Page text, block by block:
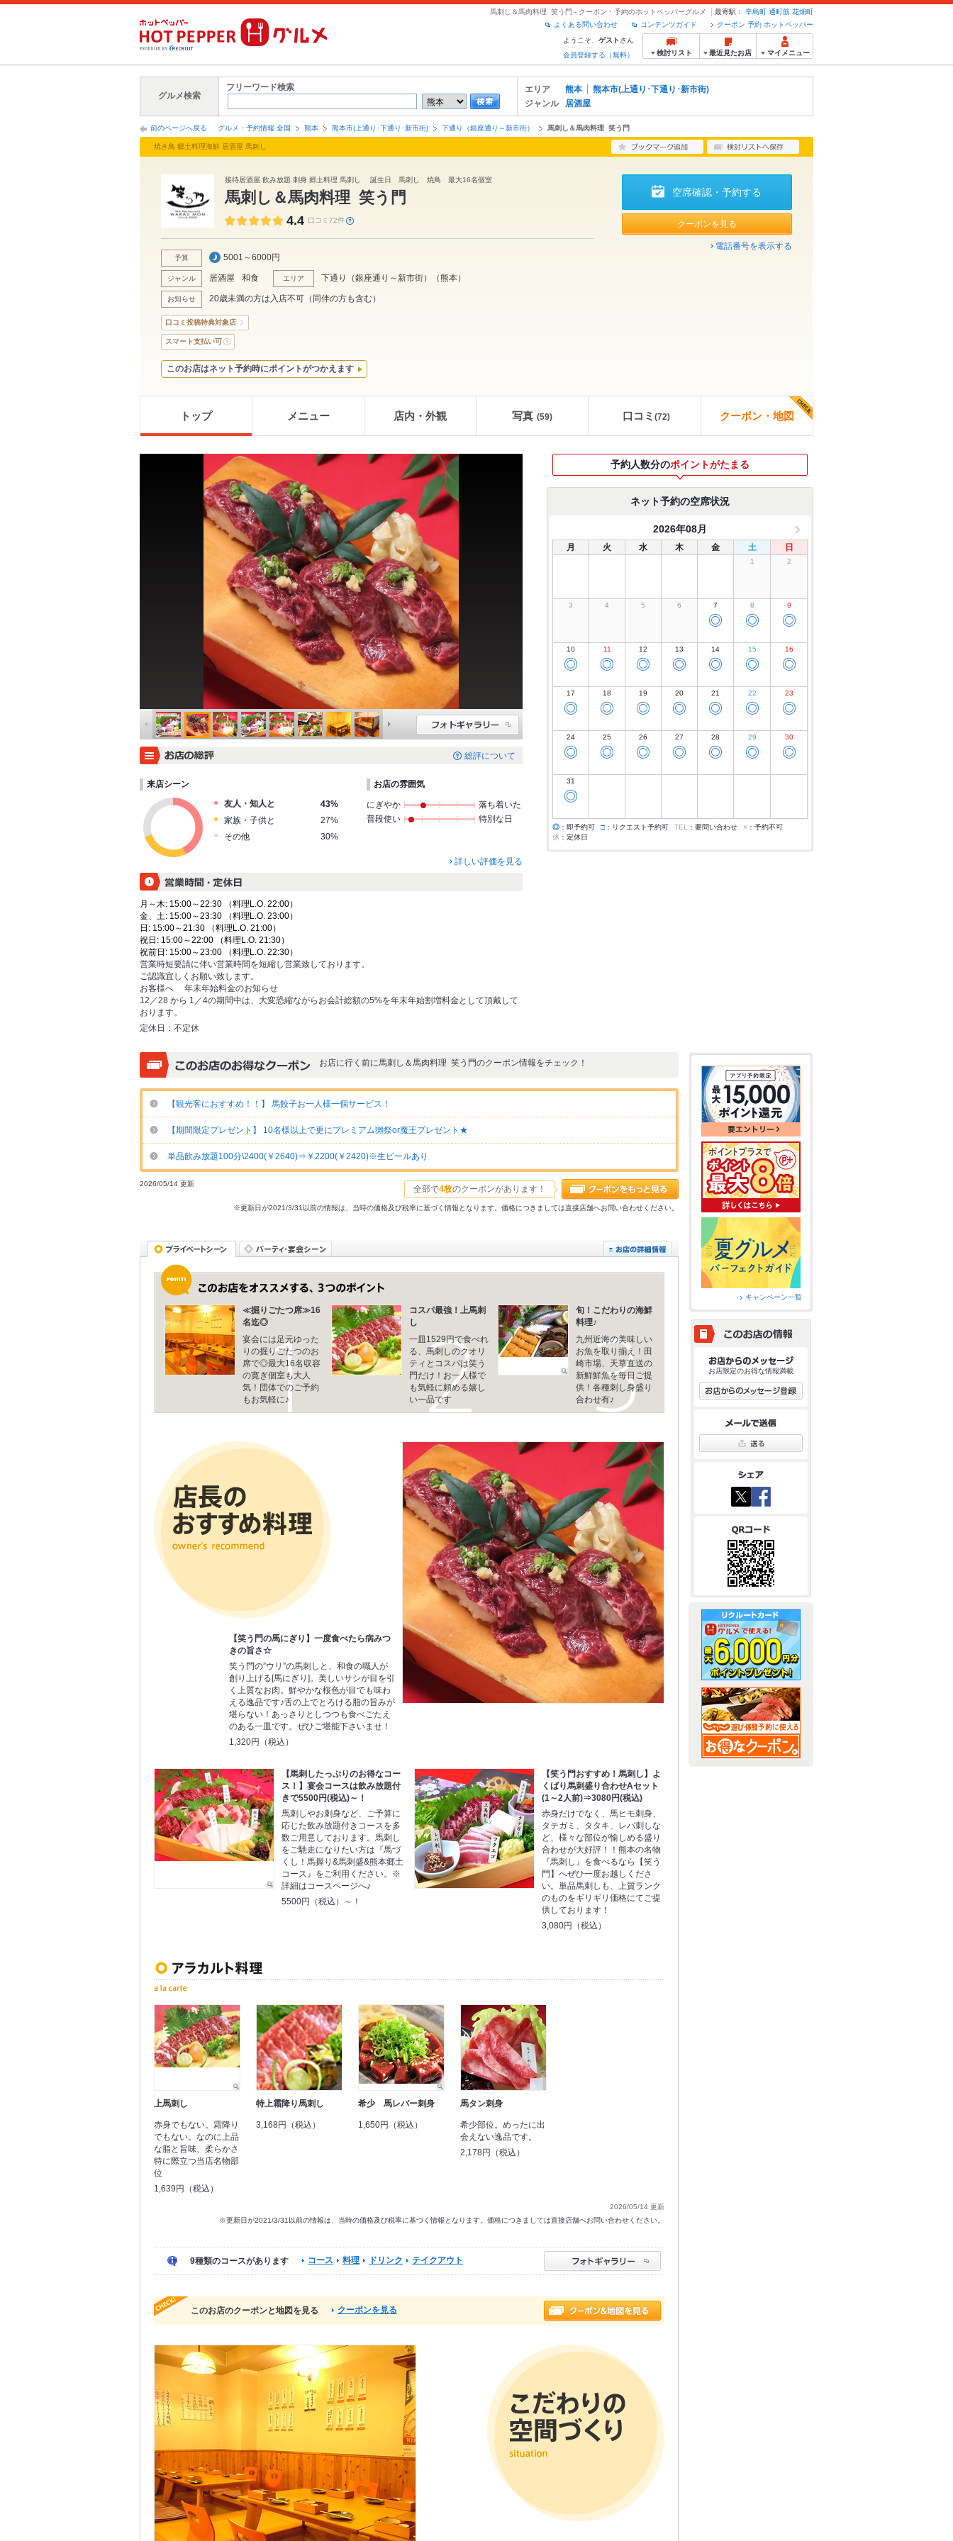
馬刺し＆馬肉料理 笑う門 - クーポン・予約のホットペッパーグルメ 最寄駅： 辛島町 通町筋 花畑町
クーポン 予約 ホットペッパー
コンテンツガイド
よくある問い合わせ
ようこそ、 ゲスト さん
会員登録する（無料）
検討リスト 最近見たお店 マイメニュー
グルメ検索
フリーワード検索 エリア 熊本
熊本市(上通り･下通り･新市街)
ジャンル
居酒屋
前のページへ戻る グルメ・予約情報 全国 熊本 熊本市(上通り･下通り･新市街) 下通り（銀座通り～新市街） 馬刺し＆馬肉料理 笑う門
焼き鳥 郷土料理海鮮 居酒屋 馬刺し
接待居酒屋 飲み放題 刺身 郷土料理 馬刺し 誕生日 馬刺し 焼鳥 最大16名個室
馬刺し＆馬肉料理 笑う門
4.4 口コミ72件
予算 5001～6000円
ジャンル 居酒屋 和食 エリア 下通り（銀座通り～新市街） （熊本）
お知らせ 20歳未満の方は入店不可（同伴の方も含む）
空席確認・予約する
クーポンを見る
電話番号を表示する
口コミ投稿特典対象店
スマート支払い可
このお店はネット予約時にポイントがつかえます
トップ メニュー 店内・外観 写真 (59) 口コミ (72) クーポン・地図
総評について
来店シーン
友人・知人と
43%
家族・子供と
27%
その他
30%
お店の雰囲気
にぎやか
落ち着いた
普段使い
特別な日
詳しい評価を見る
月～木: 15:00～22:30 （料理L.O. 22:00）
金、土: 15:00～23:30 （料理L.O. 23:00）
日: 15:00～21:30 （料理L.O. 21:00）
祝日: 15:00～22:00 （料理L.O. 21:30）
祝前日: 15:00～23:00 （料理L.O. 22:30）
営業時短要請に伴い営業時間を短縮し営業致しております。
ご認識宜しくお願い致します。
お客様へ 年末年始料金のお知らせ
12／28 から 1／4の期間中は、大変恐縮ながらお会計総額の5%を年末年始割増料金として頂戴して
おります。
定休日： 不定休
予約人数分のポイントがたまる
ネット予約の空席状況
2026年08月
月 火 水 木 金 土 日
1 2
3 4 5 6 7
◎
8
◎
9
◎
10
◎
11
◎
12
◎
13
◎
14
◎
15
◎
16
◎
17
◎
18
◎
19
◎
20
◎
21
◎
22
◎
23
◎
24
◎
25
◎
26
◎
27
◎
28
◎
29
◎
30
◎
31
◎
◎ ：即予約可 □ ：リクエスト予約可 TEL ：要問い合わせ × ：予約不可
休 ：定休日
お店に行く前に馬刺し＆馬肉料理 笑う門のクーポン情報をチェック！
【観光客におすすめ！！】 馬餃子お一人様一個サービス！
【期間限定プレゼント】 10名様以上で更にプレミアム獺祭or魔王プレゼント★
単品飲み放題100分\2400(￥2640)⇒￥2200(￥2420)※生ビールあり
全部で4枚のクーポンがあります！
2026/05/14 更新
※更新日が2021/3/31以前の情報は、当時の価格及び税率に基づく情報となります。価格につきましては直接店舗へお問い合わせください。
≪掘りごたつ席≫16
名迄◎
宴会には足元ゆった
りの掘りごたつのお
席で◎最大16名収容
の寛ぎ個室も大人
気！団体でのご予約
もお気軽に♪
コスパ最強！上馬刺
し
一皿1529円で食べれ
る、馬刺しのクオリ
ティとコスパは笑う
門だけ！お一人様で
も気軽に頼める嬉し
い一品です
旬！こだわりの海鮮
料理♪
九州近海の美味しい
お魚を取り揃え！田
崎市場、天草直送の
新鮮鮮魚を毎日ご提
供！各種刺し身盛り
合わせ有♪
【笑う門の馬にぎり】一度食べたら病みつ
きの旨さ☆
笑う門の”ウリ”の馬刺しと、和食の職人が
創り上げる[馬にぎり]。美しいサシが目を引
く上質なお肉。鮮やかな桜色が目でも味わ
える逸品です♪舌の上でとろける脂の旨みが
堪らない！あっさりとしつつも食べごたえ
のある一皿です。ぜひご堪能下さいませ！
1,320円（税込）
【馬刺したっぷりのお得なコー
ス！】宴会コースは飲み放題付
きで5500円(税込)～！
馬刺しやお刺身など、ご予算に
応じた飲み放題付きコースを多
数ご用意しております。馬刺し
をご馳走になりたい方は『馬づ
くし！馬握り&馬刺盛&熊本郷土
コース』をご利用ください。※
詳細はコースページへ♪
5500円（税込）～！
【笑う門おすすめ！馬刺し】よ
くばり馬刺盛り合わせAセット
(1～2人前)⇒3080円(税込)
赤身だけでなく、馬ヒモ刺身、
タテガミ、タタキ、レバ刺しな
ど、様々な部位が愉しめる盛り
合わせが大好評！！熊本の名物
『馬刺し』を食べるなら【笑う
門】へぜひ一度お越しくださ
い。単品馬刺しも、上質ランク
のものをギリギリ価格にてご提
供しております！
3,080円（税込）
上馬刺し
赤身でもない。霜降り
でもない。なのに上品
な脂と旨味、柔らかさ
特に際立つ当店名物部
位
1,639円（税込）
特上霜降り馬刺し
3,168円（税込）
希少 馬レバー刺身
1,650円（税込）
馬タン刺身
希少部位。めったに出
会えない逸品です。
2,178円（税込）
2026/05/14 更新
※更新日が2021/3/31以前の情報は、当時の価格及び税率に基づく情報となります。価格につきましては直接店舗へお問い合わせください。
9種類のコースがあります コース 料理 ドリンク テイクアウト
このお店のクーポンと地図を見る クーポンを見る
キャンペーン一覧
お店限定のお得な情報満載